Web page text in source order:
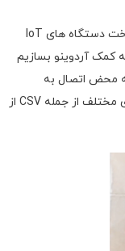
با توجه به گسترش روز افزون استفاده از سیستم های IoT، یادگیری نحوه عملکرد و ساخت دستگاه های IoT
آردوینو بسازیم
محض اتصال به
اینترنت در پلتفورم Thingspeak آپلود می کند و می توانید این اطلاعات را با فرمت های مختلف از جمله CSV از